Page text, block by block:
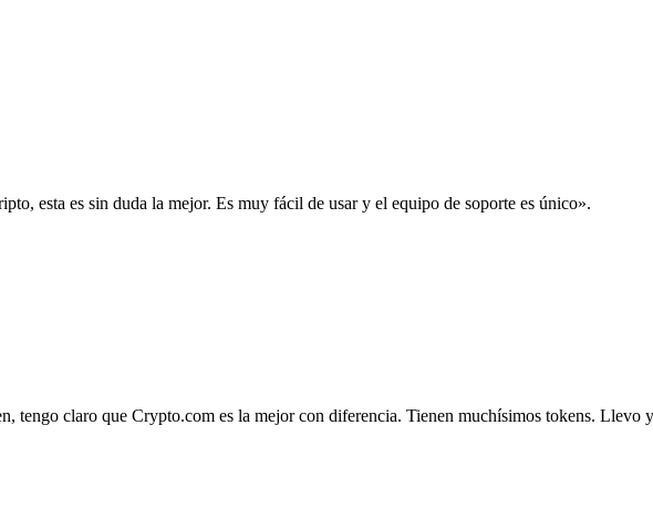
esta es sin duda la mejor. Es muy fácil de usar y el equipo de soporte es único».
tengo claro que Crypto.com es la mejor con diferencia. Tienen muchísimos tokens.